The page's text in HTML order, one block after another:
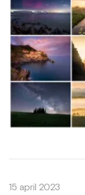
15 april 2023